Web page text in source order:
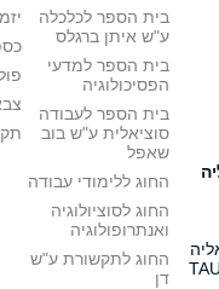
בית הספר לכלכלה
ע"ש איתן ברגלס
בית הספר למדעי
הפסיכולוגיה
בית הספר לעבודה
סוציאלית ע"ש בוב
שאפל
החוג ללימודי עבודה
החוג לסוציולוגיה
ואנתרופולוגיה
החוג לתקשורת ע"ש
דן